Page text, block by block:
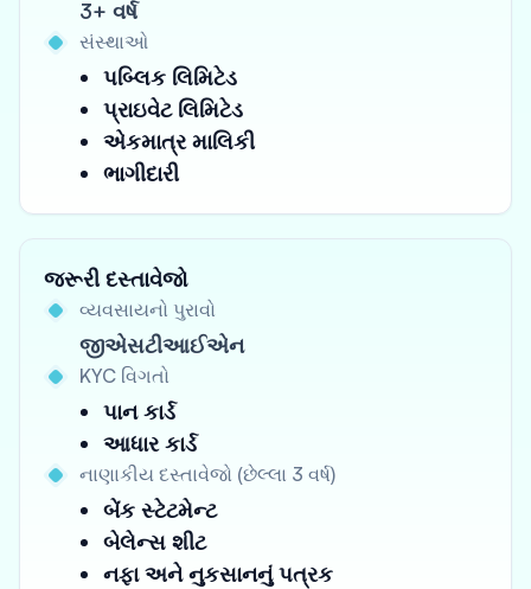
3+ વર્ષ
સંસ્થાઓ
પબ્લિક લિમિટેડ
પ્રાઇવેટ લિમિટેડ
એકમાત્ર માલિકી
ભાગીદારી
જરૂરી દસ્તાવેજો
વ્યવસાયનો પુરાવો
જીએસટીઆઈએન
KYC વિગતો
પાન કાર્ડ
આધાર કાર્ડ
નાણાકીય દસ્તાવેજો (છેલ્લા 3 વર્ષ)
બેંક સ્ટેટમેન્ટ
બેલેન્સ શીટ
નફા અને નુકસાનનું પત્રક